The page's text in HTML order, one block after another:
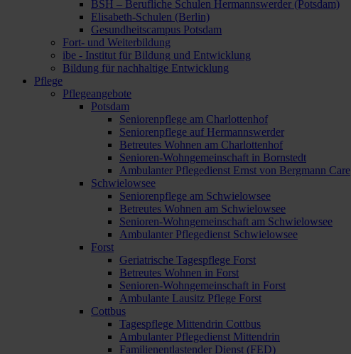
BSH – Berufliche Schulen Hermannswerder (Potsdam)
Elisabeth-Schulen (Berlin)
Gesundheitscampus Potsdam
Fort- und Weiterbildung
ibe - Institut für Bildung und Entwicklung
Bildung für nachhaltige Entwicklung
Pflege
Pflegeangebote
Potsdam
Seniorenpflege am Charlottenhof
Seniorenpflege auf Hermannswerder
Betreutes Wohnen am Charlottenhof
Senioren-Wohngemeinschaft in Bornstedt
Ambulanter Pflegedienst Ernst von Bergmann Care
Schwielowsee
Seniorenpflege am Schwielowsee
Betreutes Wohnen am Schwielowsee
Senioren-Wohngemeinschaft am Schwielowsee
Ambulanter Pflegedienst Schwielowsee
Forst
Geriatrische Tagespflege Forst
Betreutes Wohnen in Forst
Senioren-Wohngemeinschaft in Forst
Ambulante Lausitz Pflege Forst
Cottbus
Tagespflege Mittendrin Cottbus
Ambulanter Pflegedienst Mittendrin
Familienentlastender Dienst (FED)